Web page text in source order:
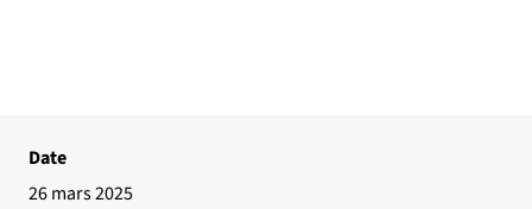
Date
26 mars 2025